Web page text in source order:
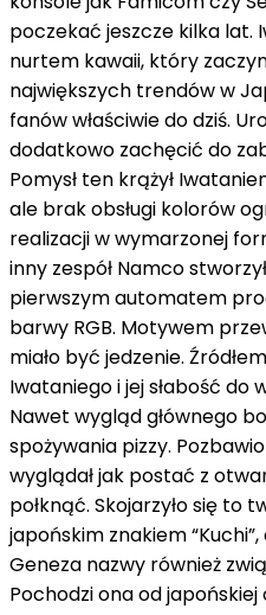
poczekać jeszcze kilka lat.
nurtem kawaii, który
największych trendów w
fanów właściwie do dziś.
dodatkowo zachęcić do
Pomysł ten krążył
ale brak obsługi kolorów
realizacji w wymarzonej
inny zespół Namco
pierwszym automatem
barwy RGB. Motywem
miało być jedzenie.
Iwataniego i jej słabość do
Nawet wygląd głównego
spożywania pizzy.
wyglądał jak postać z
połknąć. Skojarzyło się to
japońskim znakiem
Geneza nazwy również
Pochodzi ona od